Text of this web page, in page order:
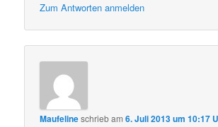
Zum Antworten anmelden
Maufelineschriebam6. Juli 2013 um 10:17